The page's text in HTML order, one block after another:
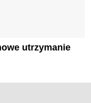
utrzymanie